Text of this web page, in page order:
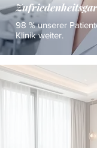
98 % unserer
Klinik weiter.